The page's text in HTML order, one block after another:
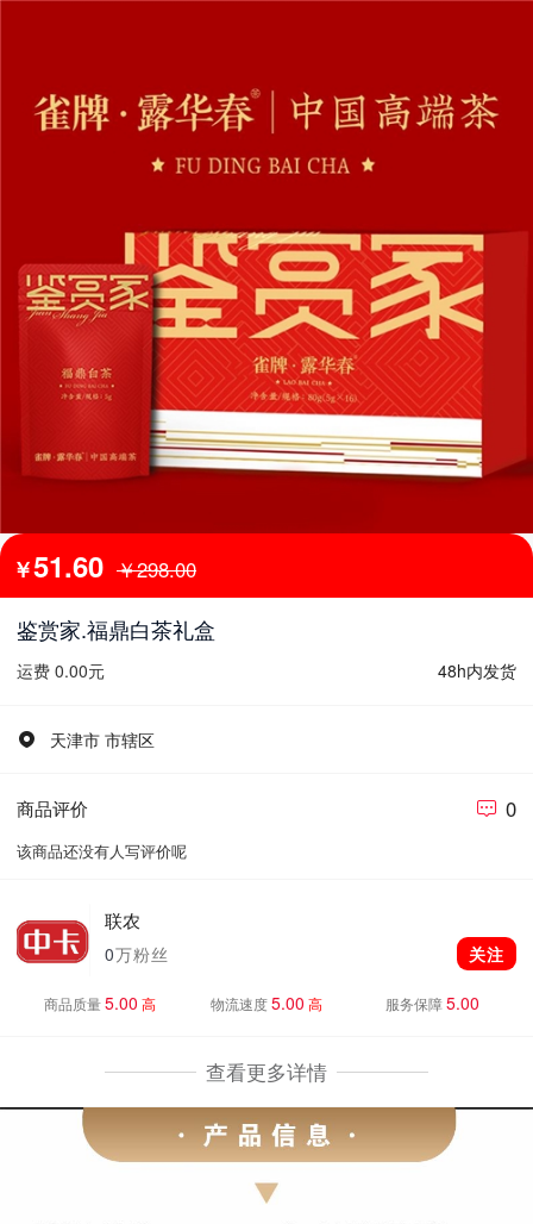
￥51.60 ￥298.00
鉴赏家.福鼎白茶礼盒
运费 0.00元 48h内发货
天津市 市辖区
商品评价 0
该商品还没有人写评价呢
联农
0万粉丝 关注
商品质量5.00 高 物流速度5.00 高 服务保障5.00
查看更多详情